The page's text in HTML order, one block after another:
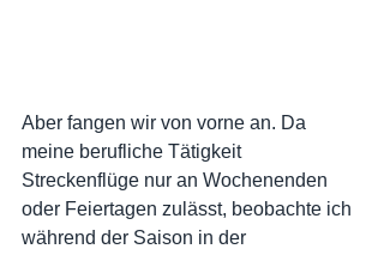
Aber fangen wir von vorne an. Da
meine berufliche Tätigkeit
Streckenflüge nur an Wochenenden
oder Feiertagen zulässt, beobachte ich
während der Saison in der